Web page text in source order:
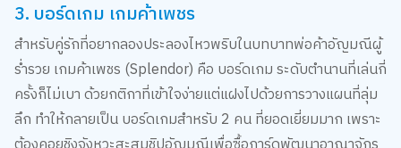
สำหรับคู่รักที่อยากลองประลองไหวพริบในบทบาทพ่อค้าอัญมณีผู้
ร่ำรวย เกมค้าเพชร (Splendor) คือ บอร์ดเกม ระดับตำนานที่เล่นกี่
ครั้งก็ไม่เบา ด้วยกติกาที่เข้าใจง่ายแต่แฝงไปด้วยการวางแผนที่ลุ่ม
ลึก ทำให้กลายเป็น บอร์ดเกมสำหรับ 2 คน ที่ยอดเยี่ยมมาก เพราะ
ต้องคอยชิงจังหวะสะสมชิปอัญมณีเพื่อซื้อการ์ดพัฒนาอาณาจักร
และดึงดูดเหล่าขุนนาง เป็นกิจกรรมทำกับแฟนที่ช่วยฝึกการคิดล่วง